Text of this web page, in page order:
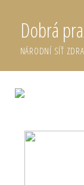
Dobrá
NÁRODNÍ SÍŤ